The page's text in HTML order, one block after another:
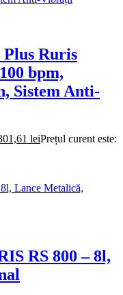
Ruris
bpm,
Sistem Anti-
leiPrețul curent este:
RS 800 – 8l,